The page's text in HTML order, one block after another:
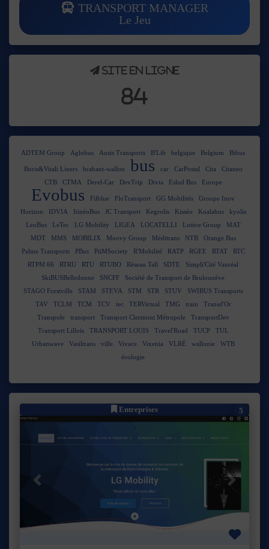
TRANSPORT MANAGER
Le Jeu
Site en ligne
84
ADTEM Group Aglobus Ausis Transports B'Lib belgique Belgium Bibus
Boris&Vitali Liners brabant-wallon bus car CarPostal Cita
Citaneo
CTB
CTMA Derel-Car DevTrip Divia Eslud Bus Europe
Evobus Filblue FloTransport GG Mobilités
Groupe Inov
Horizon
IDVIA ItinéoBus JC Transport Kegrolis Kisséo Koalabus
kyolis
LeoBus
LeTec LG Mobility LIGEA LOCATELLI Lutèce Group
MAT
MDT
MMS MOBILIX Moovy Group Méditrans NTB
Orange Bus
Palme Transports
PBus PiiMSociety R'Mobilité RATP RGEE RTAT
RTC
RTPM 66
RTRU RTU RTUBO Réseau Tall SDTE
Simpli'Cité Vauréal
SkiBUSBelledonne
SNCFF
Société de Transport de Brulounève
STAGO Forstville
STAM STEVA STM STR STUV
SWIBUS Transports
TAV
TCLM TCM TCV tec TERVirtual TMG train
Transd'Or
Transpole
transport Transport Clermont Métropole
TransportDev
Transport Lillois
TRANSPORT LOUIS Travel'Road TUCP
TUL
Urbanwave
Vasiltrans ville Vivace Vixenia VLRÉ wallonie
WTB
écologie
Entreprises 5
Précédent Suivant